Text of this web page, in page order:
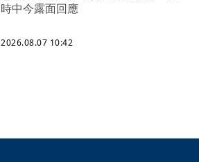
時中今露面回應
2026.08.07 10:42